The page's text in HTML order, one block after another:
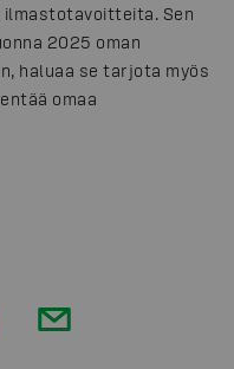
ilmastotavoitteita. Sen
2025 oman
haluaa se tarjota myös
omaa